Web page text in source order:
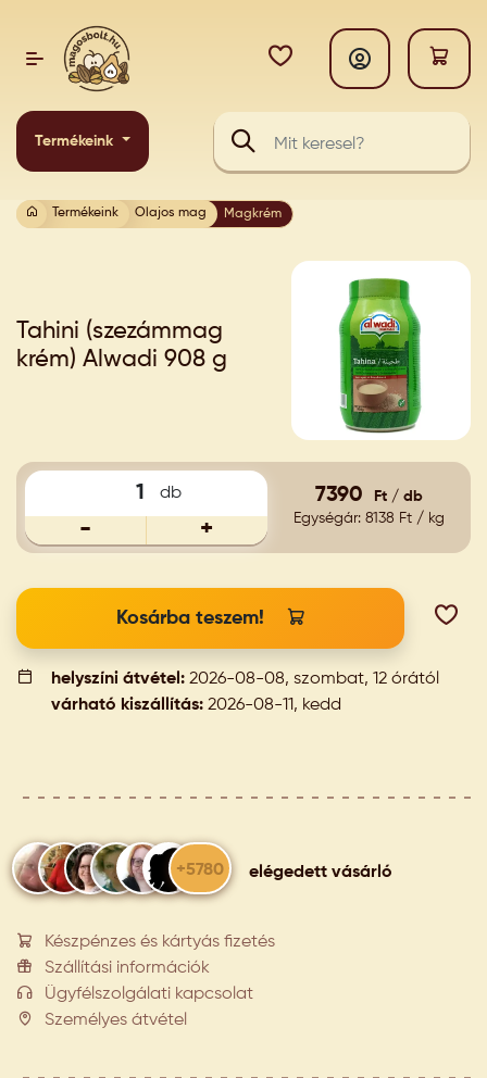
Termékeink
Termékeink Olajos mag Magkrém
Tahini (szezámmag
krém) Alwadi 908 g
db
- +
7390
Ft / db
Egységár: 8138 Ft / kg
Kosárba teszem!
helyszíni átvétel: 2026-08-08, szombat, 12 órától
várható kiszállítás: 2026-08-11, kedd
+5780 elégedett vásárló
Készpénzes és kártyás fizetés
Szállítási információk
Ügyfélszolgálati kapcsolat
Személyes átvétel